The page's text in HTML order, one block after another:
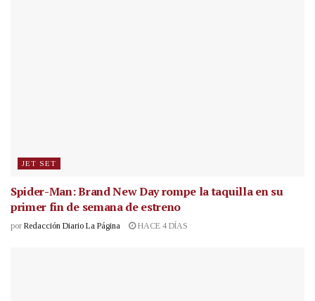
JET SET
Spider-Man: Brand New Day rompe la taquilla en su
primer fin de semana de estreno
por Redacción Diario La Página HACE 4 DÍAS